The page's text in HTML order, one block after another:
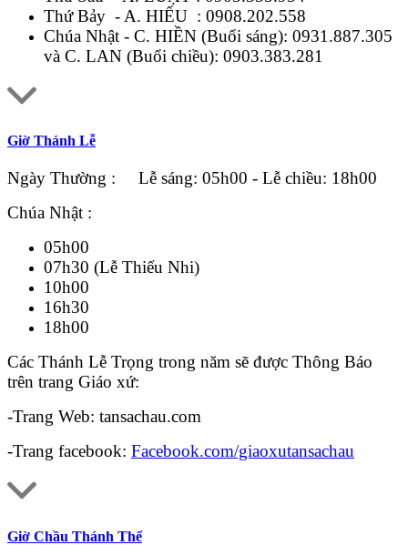
Thứ Bảy - A. HIẾU : 0908.202.558
Chúa Nhật - C. HIỀN (Buổi sáng): 0931.887.305
và C. LAN (Buổi chiều): 0903.383.281
Giờ Thánh Lễ
Ngày Thường : Lễ sáng: 05h00 - Lễ chiều: 18h00
Chúa Nhật :
05h00
07h30 (Lễ Thiếu Nhi)
10h00
16h30
18h00
Các Thánh Lễ Trọng trong năm sẽ được Thông Báo
trên trang Giáo xứ:
-Trang Web: tansachau.com
-Trang facebook: Facebook.com/giaoxutansachau
Giờ Chầu Thánh Thể